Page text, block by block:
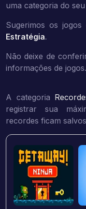
uma categoria do
Sugerimos os jogos
Estratégia.
Não deixe de
informações de jogos.
A categoria
registrar sua
recordes ficam